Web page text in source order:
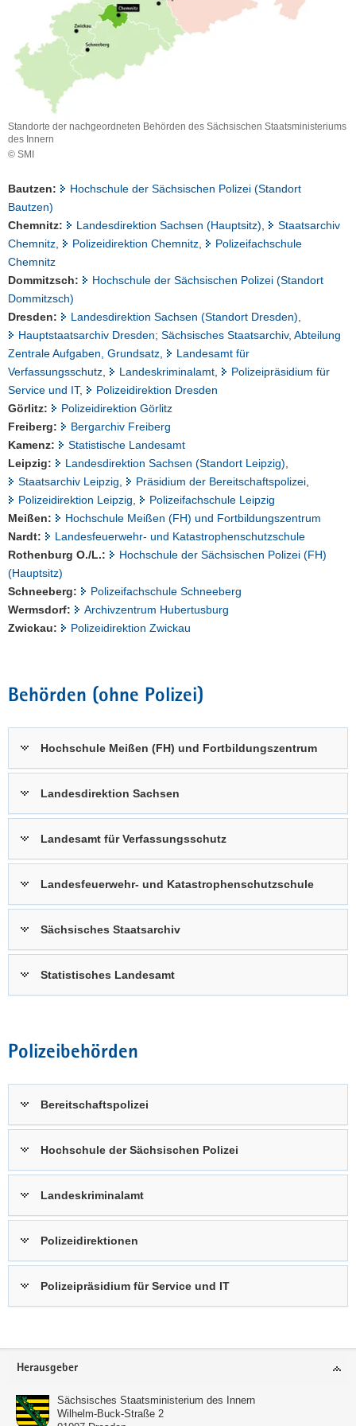
i
g
i
o
Standorte der nachgeordneten Behörden des Sächsischen Staatsministeriums
des Innern
© SMI
der
Behörden
des
Sächsischen
Staatsministeriums
des
Bautzen:
Hochschule der Sächsischen Polizei (Standort
Bautzen)
Chemnitz:
Landesdirektion Sachsen (Hauptsitz),
Staatsarchiv
Chemnitz, Polizeidirektion Chemnitz,
Polizeifachschule
Chemnitz
Dommitzsch:
Hochschule der Sächsischen Polizei (Standort
Dommitzsch)
Dresden:
Landesdirektion Sachsen (Standort Dresden),
Hauptstaatsarchiv Dresden; Sächsisches Staatsarchiv, Abteilung
Zentrale Aufgaben, Grundsatz,
Landesamt für
Verfassungsschutz, Landeskriminalamt,
Polizeipräsidium für
Service und IT,
Polizeidirektion Dresden
Görlitz:
Polizeidirektion Görlitz
Freiberg:
Bergarchiv Freiberg
Kamenz:
Statistische Landesamt
Leipzig:
Landesdirektion Sachsen (Standort Leipzig),
Staatsarchiv Leipzig, Präsidium der Bereitschaftspolizei,
Polizeidirektion Leipzig,
Polizeifachschule Leipzig
Meißen:
Hochschule Meißen (FH) und Fortbildungszentrum
Nardt:
Landesfeuerwehr- und Katastrophenschutzschule
Rothenburg O./L.:
Hochschule der Sächsischen Polizei (FH)
(Hauptsitz)
Schneeberg:
Polizeifachschule Schneeberg
Wermsdorf:
Archivzentrum Hubertusburg
Zwickau:
Polizeidirektion Zwickau
Behörden (ohne Polizei)
Hochschule Meißen (FH) und Fortbildungszentrum
Landesdirektion Sachsen
Landesamt für Verfassungsschutz
Landesfeuerwehr- und Katastrophenschutzschule
Sächsisches Staatsarchiv
Statistisches Landesamt
Polizeibehörden
Bereitschaftspolizei
Hochschule der Sächsischen Polizei
Landeskriminalamt
Polizeidirektionen
Polizeipräsidium für Service und IT
Footer-
Herausgeber
Sächsisches Staatsministerium des Innern
Wilhelm-Buck-Straße 2